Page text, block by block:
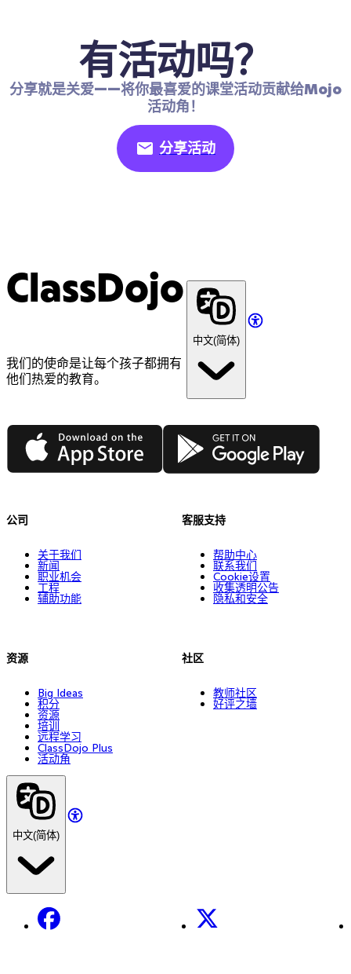
有活动吗？
分享就是关爱——将你最喜爱的课堂活动贡献给Mojo
活动角！
分享活动
ClassDojo
我们的使命是让每个孩子都拥有
他们热爱的教育。
中文(简体)
App Store Google Play
公司
关于我们
新闻
职业机会
工程
辅助功能
资源
Big Ideas
积分
资源
培训
远程学习
ClassDojo Plus
活动角
客服支持
帮助中心
联系我们
Cookie设置
收集透明公告
隐私和安全
社区
教师社区
好评之墙
中文(简体)
Facebook X